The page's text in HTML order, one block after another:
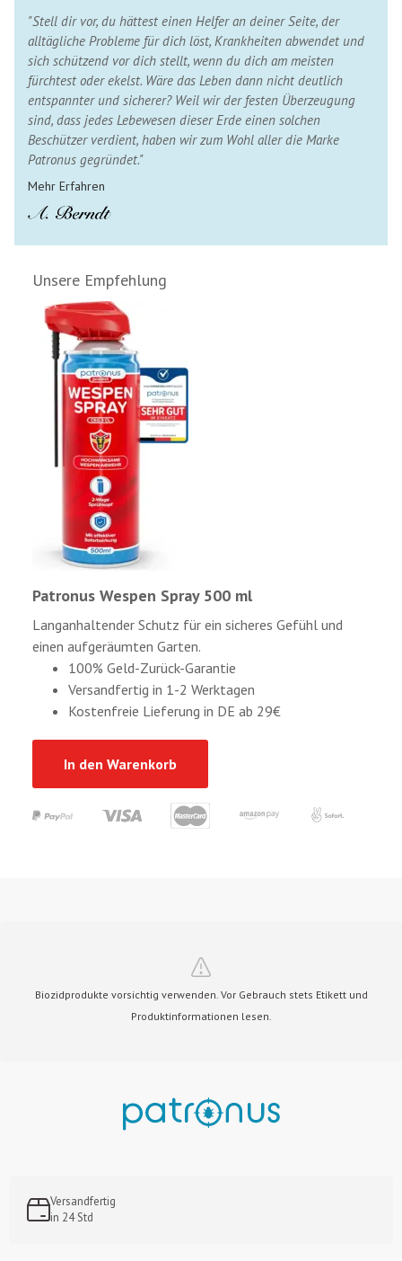
"Stell dir vor, du hättest einen Helfer an deiner Seite, der
alltägliche Probleme für dich löst, Krankheiten abwendet und
sich schützend vor dich stellt, wenn du dich am meisten
fürchtest oder ekelst. Wäre das Leben dann nicht deutlich
entspannter und sicherer? Weil wir der festen Überzeugung
sind, dass jedes Lebewesen dieser Erde einen solchen
Beschützer verdient, haben wir zum Wohl aller die Marke
Patronus gegründet."
Mehr Erfahren
Unsere Empfehlung
Patronus Wespen Spray 500 ml
Langanhaltender Schutz für ein sicheres Gefühl und
einen aufgeräumten Garten.
100% Geld-Zurück-Garantie
Versandfertig in 1-2 Werktagen
Kostenfreie Lieferung in DE ab 29€
In den Warenkorb
Versandfertig
in 24 Std
Biozidprodukte vorsichtig verwenden. Vor Gebrauch stets Etikett und
Produktinformationen lesen.